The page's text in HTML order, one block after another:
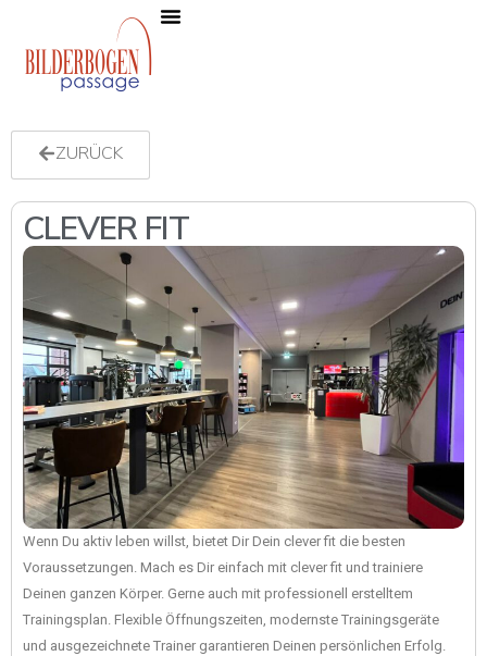
ZURÜCK
CLEVER FIT
Wenn Du aktiv leben willst, bietet Dir Dein clever fit die besten
Voraussetzungen. Mach es Dir einfach mit clever fit und trainiere
Deinen ganzen Körper. Gerne auch mit professionell erstelltem
Trainingsplan. Flexible Öffnungszeiten, modernste Trainingsgeräte
und ausgezeichnete Trainer garantieren Deinen persönlichen Erfolg.